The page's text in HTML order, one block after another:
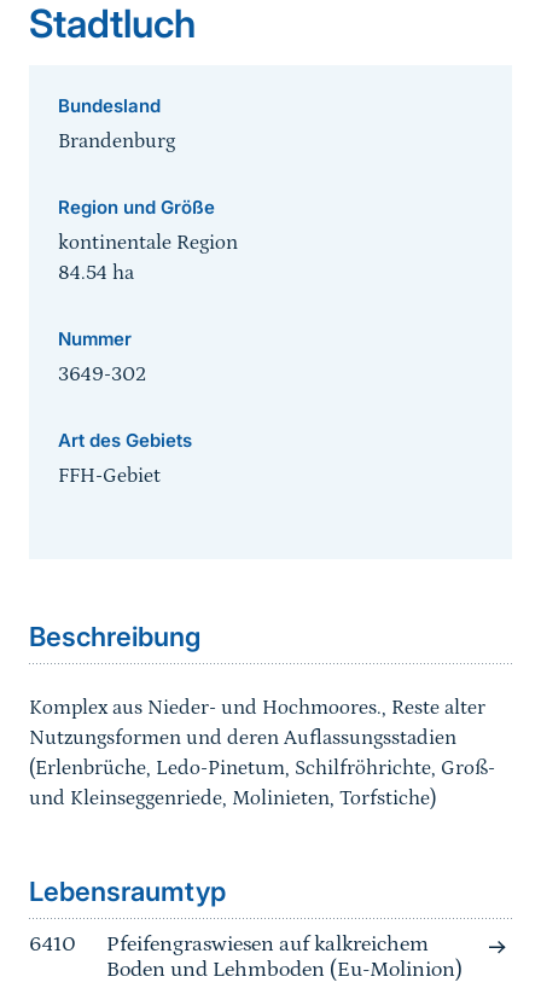
Stadtluch
Bundesland
Brandenburg
Region und Größe
kontinentale Region
84.54 ha
Nummer
3649-302
Art des Gebiets
FFH-Gebiet
Beschreibung
Komplex aus Nieder- und Hochmoores., Reste alter
Nutzungsformen und deren Auflassungsstadien
(Erlenbrüche, Ledo-Pinetum, Schilfröhrichte, Groß-
und Kleinseggenriede, Molinieten, Torfstiche)
Lebensraumtyp
6410
Pfeifengraswiesen auf kalkreichem
Boden und Lehmboden (Eu-Molinion)